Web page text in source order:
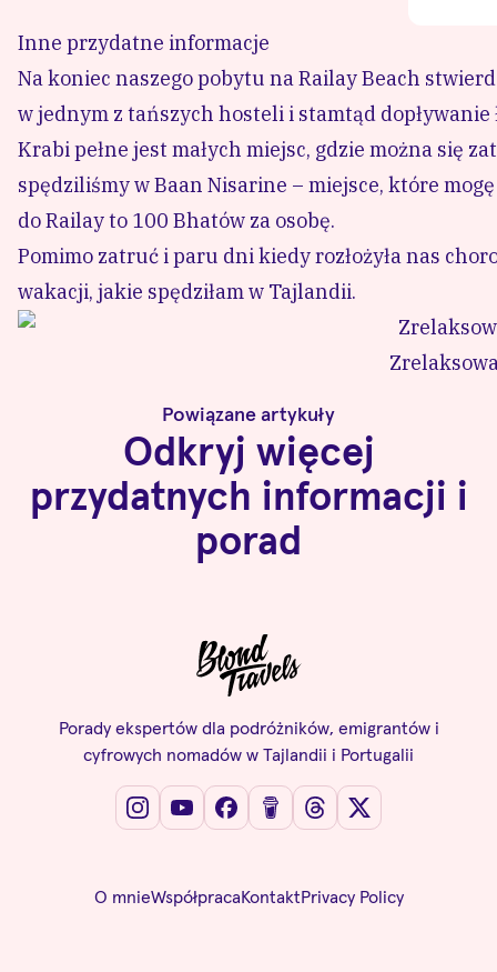
Inne przydatne informacje
Na koniec naszego pobytu na Railay Beach
w jednym z tańszych hosteli i stamtąd dopływanie
Krabi pełne jest małych miejsc, gdzie można się
spędziliśmy wBaan Nisarine – miejsce, które
do Railay to 100 Bhatów za osobę.
Pomimo zatruć i paru dni kiedy rozłożyła nas
wakacji, jakie spędziłam w Tajlandii.
Powiązane artykuły
Odkryj więcej
przydatnych informacji i
porad
Porady ekspertów dla podróżników, emigrantów i
cyfrowych nomadów w Tajlandii i Portugalii
O mnieWspółpracaKontaktPrivacy Policy